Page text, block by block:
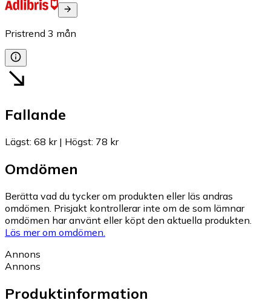
Pristrend 3 mån
Fallande
Lägst: 68 kr| Högst: 78 kr
Omdömen
Berätta vad du tycker om produkten eller läs andras
omdömen. Prisjakt kontrollerar inte om de som lämnar
omdömen har använt eller köpt den aktuella produkten.
Läs mer om omdömen.
Annons
Annons
Produktinformation